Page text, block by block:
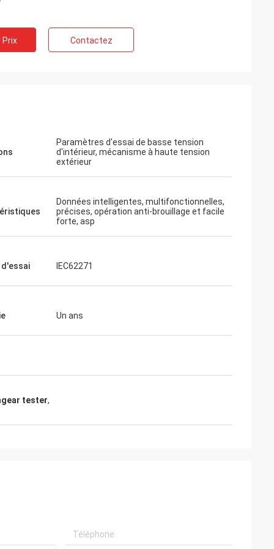
Je vais
tôt. Merci
Prix Contactez
Paramètres d'essai de basse tension
d'intérieur, mécanisme à haute tension
extérieur
Données intelligentes, multifonctionnelles,
précises, opération anti-brouillage et facile
forte, asp
IEC62271
Un ans
tester,